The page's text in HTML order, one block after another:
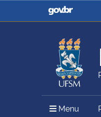
Casa Civil
Ministério da
Pecuária e
Ministério do
Menu